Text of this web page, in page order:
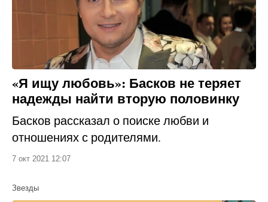
«Я ищу любовь»: Басков не теряет
надежды найти вторую половинку
Басков рассказал о поиске любви и
отношениях с родителями.
7 окт 2021 12:07
Звезды